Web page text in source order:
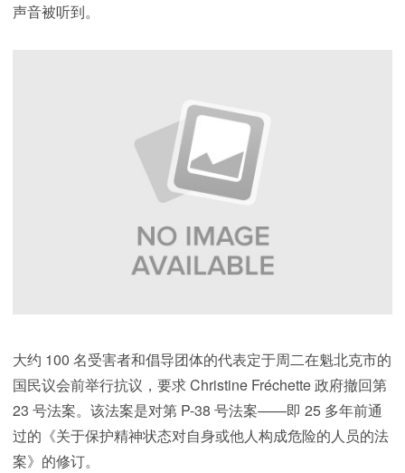
声音被听到。
大约 100 名受害者和倡导团体的代表定于周二在魁北克市的
国民议会前举行抗议，要求 Christine Fréchette 政府撤回第
23 号法案。该法案是对第 P-38 号法案——即 25 多年前通
过的《关于保护精神状态对自身或他人构成危险的人员的法
案》的修订。